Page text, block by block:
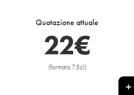
Quotazione attuale
22€
(formato 75cl)
+